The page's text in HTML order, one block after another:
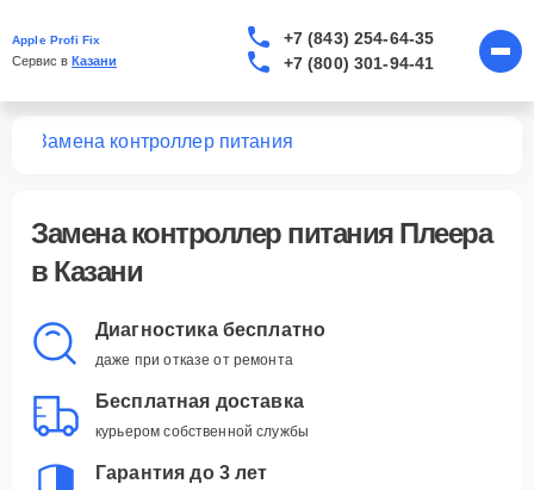
Apple Profi Fix
Сервис в Казани
+7 (843) 254-64-35
+7 (800) 301-94-41
Замена контроллер питания
Замена контроллер питания Плеера
в Казани
Диагностика бесплатно
даже при отказе от ремонта
Бесплатная доставка
курьером собственной службы
Гарантия до 3 лет